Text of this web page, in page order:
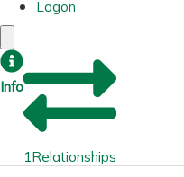
Logon
Info
1Relationships